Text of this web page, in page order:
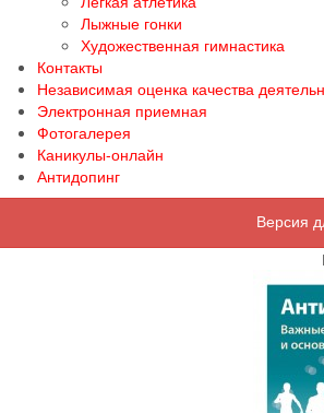
Лыжные гонки
Художественная гимнастика
Контакты
Независимая оценка качества
Электронная приемная
Фотогалерея
Каникулы-онлайн
Антидопинг
Версия